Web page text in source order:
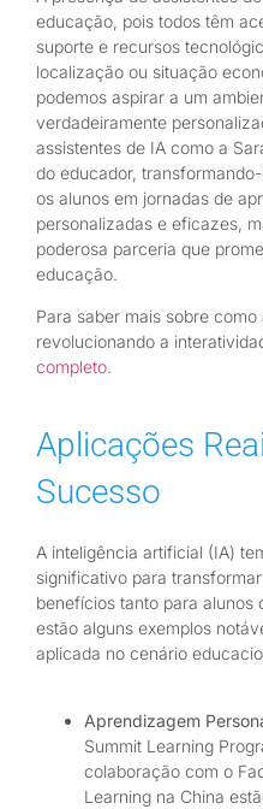
educação, pois todos têm
suporte e recursos
localização ou situação
podemos aspirar a um
verdadeiramente
assistentes de IA como a
do educador,
os alunos em jornadas de
personalizadas e eficazes,
poderosa parceria que
educação.
Para saber mais sobre como
revolucionando a
completo.
Aplicações
Sucesso
A inteligência artificial (IA)
significativo para
benefícios tanto para alunos
estão alguns exemplos
aplicada no cenário
Aprendizagem
Summit Learning
colaboração com o
Learning na China